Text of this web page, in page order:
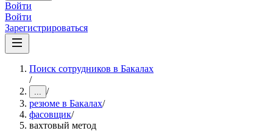
Войти
Войти
Зарегистрироваться
Поиск сотрудников в Бакалах
/
... /
резюме в Бакалах/
фасовщик/
вахтовый метод